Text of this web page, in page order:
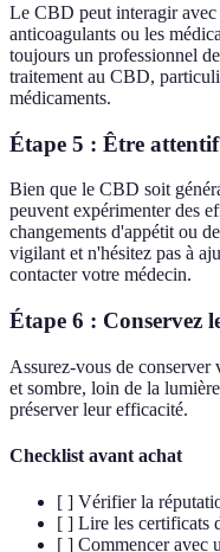
Le CBD peut interagir avec
anticoagulants ou les
toujours un professionnel
traitement au CBD,
médicaments.
Étape 5 : Être attentif
Bien que le CBD soit
peuvent expérimenter des
changements d'appétit ou
vigilant et n'hésitez pas à
contacter votre médecin.
Étape 6 : Conservez
Assurez-vous de
et sombre, loin de la
préserver leur efficacité.
Checklist avant achat
[ ] Vérifier la
[ ] Lire les certificats
[ ] Commencer avec